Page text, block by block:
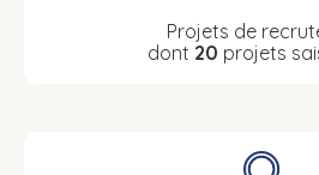
Projets de
dont 20 projets